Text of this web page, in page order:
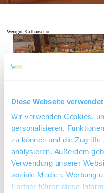
Diese Webseite
Wir verwenden Cookies,
personalisieren,
zu können und die
analysieren. Außerdem
Verwendung unserer
soziale Medien, Werbung
Partner führen diese
Weingut Karthäuserhof